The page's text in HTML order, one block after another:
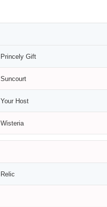
Princely Gift
Suncourt
Your Host
Wisteria
Relic